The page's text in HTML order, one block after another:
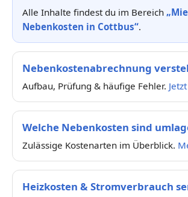
Alle Inhalte findest du im Bereich
Nebenkosten in Cottbus“.
Nebenkostenabrechnung
Aufbau, Prüfung & häufige Fehler.
Welche Nebenkosten sind
Zulässige Kostenarten im Überblick.
Heizkosten & Stromverbrauch